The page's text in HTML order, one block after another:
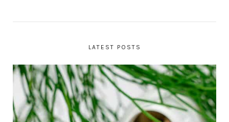
LATEST POSTS